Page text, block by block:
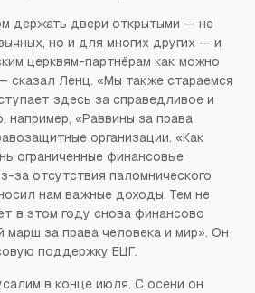
держать двери открытыми — не
но и для многих других — и
церквям-партнёрам как можно
сказал Ленц. «Мы также стараемся
здесь за справедливое и
например, «Раввины за права
организации. «Как
ограниченные финансовые
за отсутствия паломнического
нам важные доходы. Тем не
в этом году снова финансово
за права человека и мир». Он
поддержку ЕЦГ.
в конце июля. С осени он